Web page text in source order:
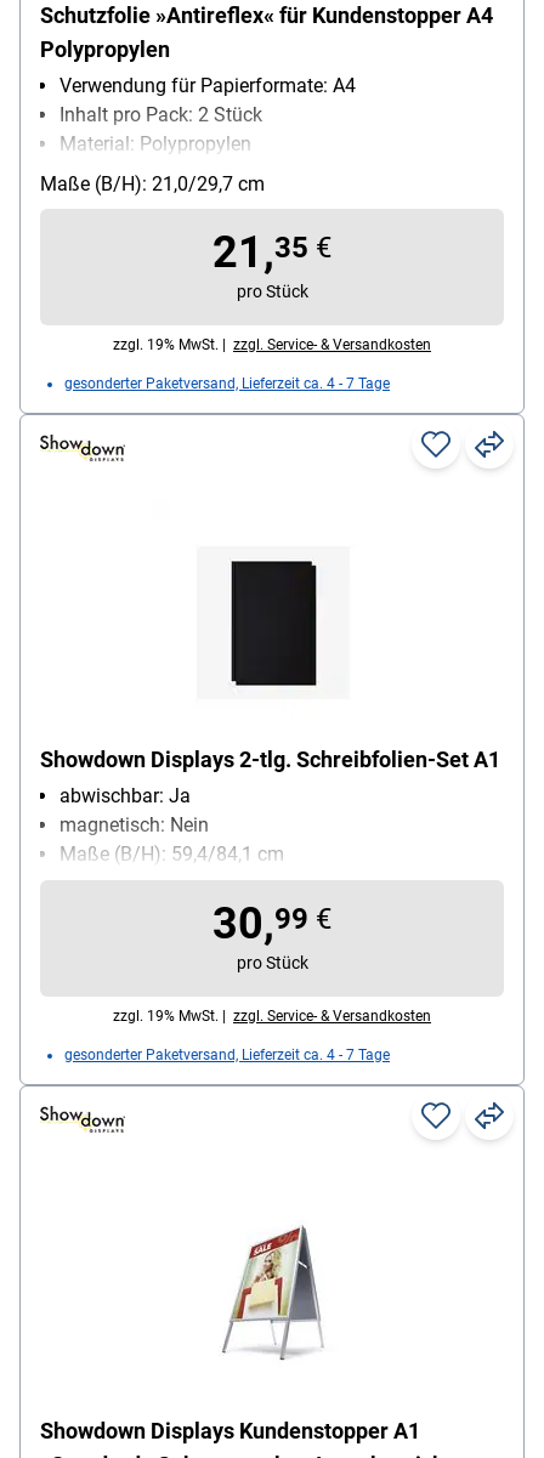
Schutzfolie »Antireflex« für Kundenstopper A4
Polypropylen
Verwendung für Papierformate: A4
Inhalt pro Pack: 2 Stück
Material: Polypropylen
Farbe: transparent
wieder ablösbar: Ja
Maße (B/H): 21,0/29,7 cm
21,35 €
pro Stück
zzgl. 19% MwSt. | zzgl. Service- & Versandkosten
gesonderter Paketversand, Lieferzeit ca. 4 - 7 Tage
Showdown Displays 2-tlg. Schreibfolien-Set A1
abwischbar: Ja
magnetisch: Nein
Maße (B/H): 59,4/84,1 cm
Lieferumfang: 2 Schreibfolien
30,99 €
pro Stück
zzgl. 19% MwSt. | zzgl. Service- & Versandkosten
gesonderter Paketversand, Lieferzeit ca. 4 - 7 Tage
Showdown Displays Kundenstopper A1